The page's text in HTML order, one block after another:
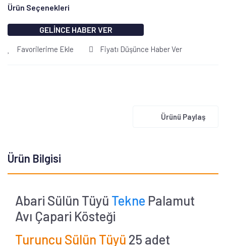
Ürün Seçenekleri
GELİNCE HABER VER
Favorilerime Ekle Fiyatı Düşünce Haber Ver
Ürünü Paylaş
Ürün Bilgisi
Abari Sülün Tüyü Tekne Palamut
Avı Çapari Kösteği
Turuncu Sülün Tüyü 25 adet